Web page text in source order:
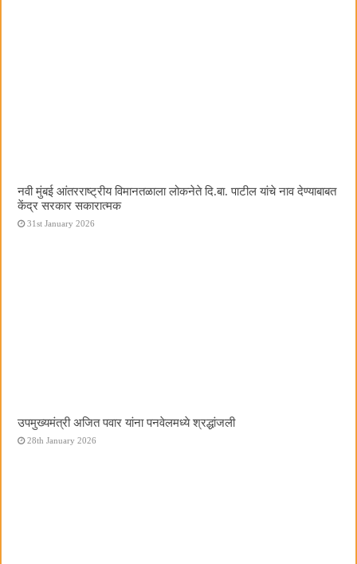
नवी मुंबई आंतरराष्ट्रीय विमानतळाला लोकनेते दि.बा. पाटील यांचे नाव देण्याबाबत
केंद्र सरकार सकारात्मक
31st January 2026
उपमुख्यमंत्री अजित पवार यांना पनवेलमध्ये श्रद्धांजली
28th January 2026